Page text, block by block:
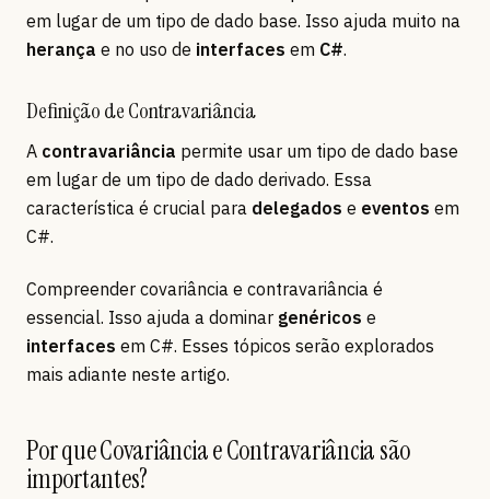
em lugar de um tipo de dado base. Isso ajuda muito na
herança e no uso de interfaces em C#.
Definição de Contravariância
A contravariância permite usar um tipo de dado base
em lugar de um tipo de dado derivado. Essa
característica é crucial para delegados e eventos em
C#.
Compreender covariância e contravariância é
essencial. Isso ajuda a dominar genéricos e
interfaces em C#. Esses tópicos serão explorados
mais adiante neste artigo.
Por que Covariância e Contravariância são
importantes?